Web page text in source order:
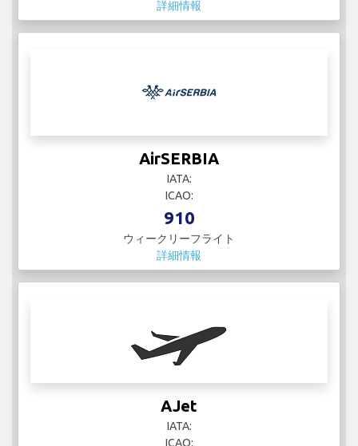
詳細情報
AirSERBIA
IATA:
ICAO:
910
ウィークリーフライト
詳細情報
AJet
IATA:
ICAO: